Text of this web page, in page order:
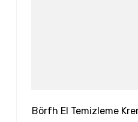
Börfh El Temizleme